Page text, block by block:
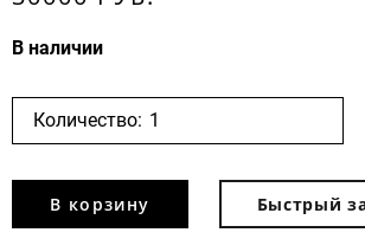
В наличии
Количество:
В корзину Быстрый